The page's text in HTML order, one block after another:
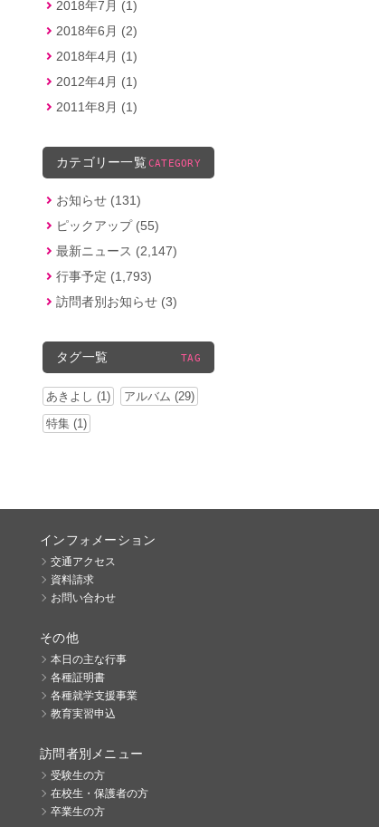
2018年7月 (1)
2018年6月 (2)
2018年4月 (1)
2012年4月 (1)
2011年8月 (1)
カテゴリー一覧 CATEGORY
お知らせ (131)
ピックアップ (55)
最新ニュース (2,147)
行事予定 (1,793)
訪問者別お知らせ (3)
タグ一覧 TAG
あきよし (1)
アルバム (29)
特集 (1)
インフォメーション
交通アクセス
資料請求
お問い合わせ
その他
本日の主な行事
各種証明書
各種就学支援事業
教育実習申込
訪問者別メニュー
受験生の方
在校生・保護者の方
卒業生の方